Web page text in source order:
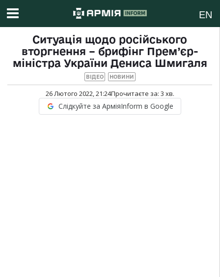
EN
Ситуація щодо російського
вторгнення – брифінг Прем’єр-
міністра України Дениса Шмигаля
ВІДЕО НОВИНИ
26 Лютого 2022, 21:24Прочитаєте за: 3 хв.
Слідкуйте за АрміяInform в Google